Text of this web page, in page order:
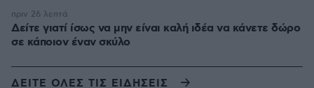
Δείτε γιατί ίσως να μην είναι καλή ιδέα να κάνετε δώρο
σε κάποιον έναν σκύλο
πριν 26 λεπτά
ΔΕΙΤΕ ΟΛΕΣ ΤΙΣ ΕΙΔΗΣΕΙΣ